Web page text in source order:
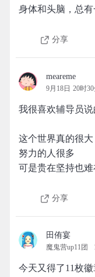
身体和头脑，总有
分享
meareme
9月18日 20时
我很喜欢辅导员
这个世界真的很大
努力的人很多
可是贵在坚持也
分享
田侑宴
魔鬼营up11团
今天又得了11枚